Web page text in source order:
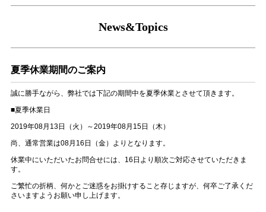
News&Topics
夏季休業期間のご案内
誠に勝手ながら、弊社では下記の期間中を夏季休業とさせて頂きます。
■夏季休業日
2019年08月13日（火）～2019年08月15日（木）
尚、通常営業は08月16日（金）よりとなります。
休業中にいただいたお問合せには、16日より順次ご対応させていただきま
す。
ご繁忙の折柄、何かとご迷惑をお掛けすること存じますが、何卒ご了承くだ
さいますようお願い申し上げます。